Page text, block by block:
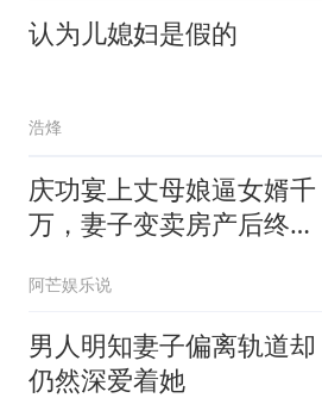
认为儿媳妇是假的
浩烽
庆功宴上丈母娘逼女婿千
万，妻子变卖房产后终看
阿芒娱乐说
男人明知妻子偏离轨道却
仍然深爱着她